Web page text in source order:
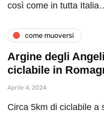
così come in tutta
come muoversi
Argine degli
ciclabile in
Aprile 4, 2024
Circa 5km di ciclabile a